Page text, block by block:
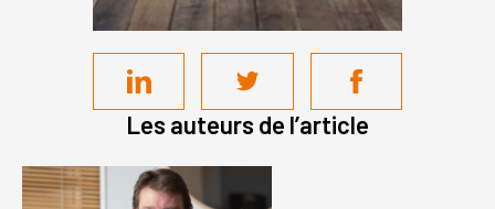
Les auteurs de l’article